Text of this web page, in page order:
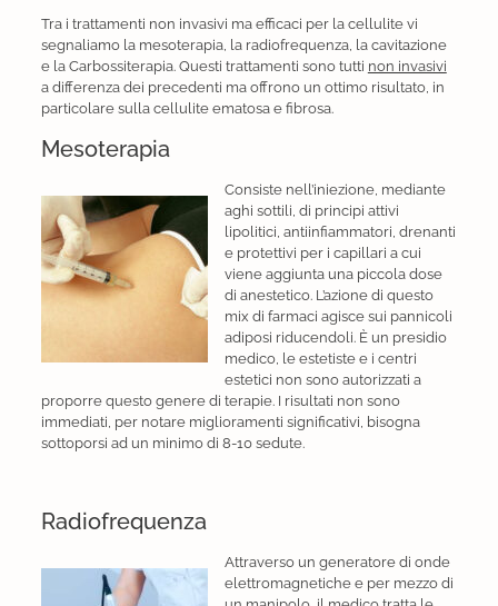
Tra i trattamenti non invasivi ma efficaci per la cellulite vi
segnaliamo la mesoterapia, la radiofrequenza, la cavitazione
e la Carbossiterapia. Questi trattamenti sono tutti non invasivi
a differenza dei precedenti ma offrono un ottimo risultato, in
particolare sulla cellulite ematosa e fibrosa.
Mesoterapia
Consiste nell’iniezione, mediante
aghi sottili, di principi attivi
lipolitici, antiinfiammatori, drenanti
e protettivi per i capillari a cui
viene aggiunta una piccola dose
di anestetico. L’azione di questo
mix di farmaci agisce sui pannicoli
adiposi riducendoli. È un presidio
medico, le estetiste e i centri
estetici non sono autorizzati a
proporre questo genere di terapie. I risultati non sono
immediati, per notare miglioramenti significativi, bisogna
sottoporsi ad un minimo di 8-10 sedute.
Radiofrequenza
Attraverso un generatore di onde
elettromagnetiche e per mezzo di